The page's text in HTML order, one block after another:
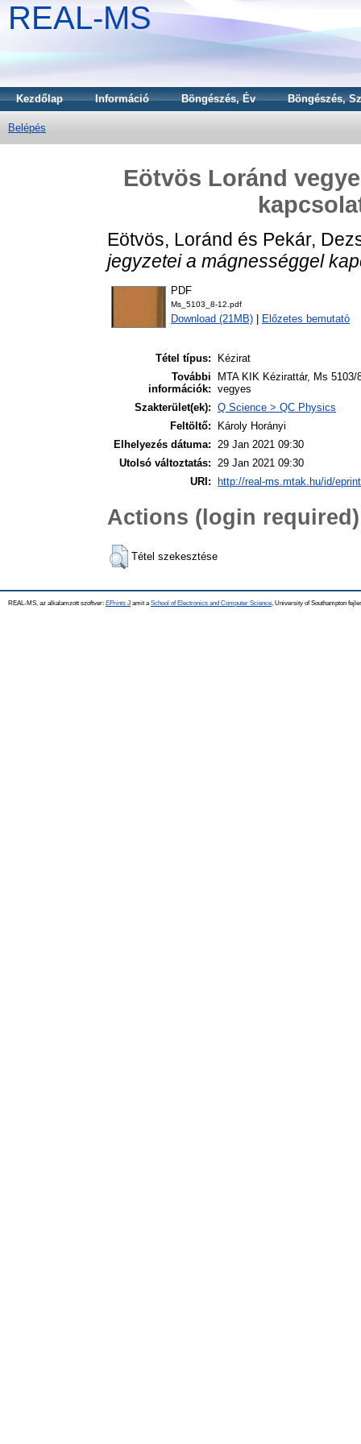
REAL-MS
Kezdőlap Információ Böngészés, Év Böngészés,
Belépés
Eötvös Loránd
Eötvös, Loránd és Pekár,
jegyzetei a mágnességgel
PDF
Ms_5103_8-12.pdf
Download (21MB) Előzetes bemutató
Tétel típus:
Kézirat
További
információk:
MTA KIK Kézirattár, Ms
vegyes
Szakterület(ek): Q Science > QC Physics
Feltöltő:
Károly Horányi
Elhelyezés dátuma: 29 Jan 2021 09:30
Utolsó változtatás: 29 Jan 2021 09:30
URI:
http://real-ms.mtak.hu/id/
Actions (login required)
Tétel szekesztése
REAL-MS, az alkalamzott szoftver: EPrints 3amit a School of Electronics and Computer Science , University of Southampton